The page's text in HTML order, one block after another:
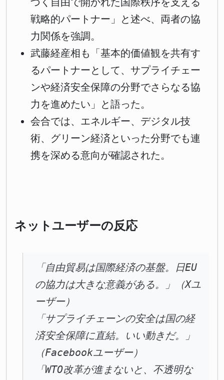
戦略的パートナー」と述べ、両者の協
力関係を強調。
武藤経産相も「基本的価値観を共有す
るパートナーとして、サプライチェー
ンや経済安全保障の分野でさらなる協
力を進めたい」と語った。
会合では、エネルギー、デジタル技
術、グリーン経済といった分野でも連
携を深める意向が確認された。
ネットユーザーの反応
「自由貿易は国際経済の基盤。日EU
の協力は大きな意義がある。」（Xユ
ーザー）
「サプライチェーンの安全は国の経
済安全保障に直結。いい動きだ。」
（Facebookユーザー）
「WTO改革が進まないと、不透明な